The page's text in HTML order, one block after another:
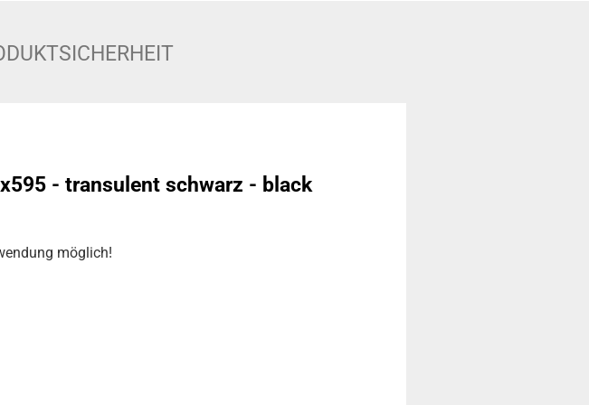
- transulent schwarz - black
möglich!